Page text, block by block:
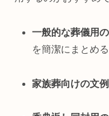
一般的な葬儀用
を簡潔にまとめる
家族葬向けの文例